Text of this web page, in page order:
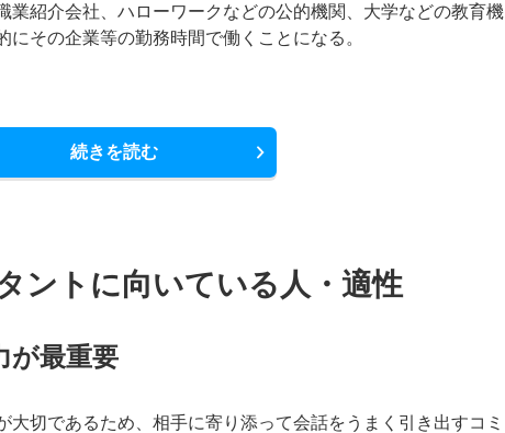
紹介会社、ハローワークなどの公的機関、大学などの教育機
その企業等の勤務時間で働くことになる。
続きを読む
ントに向いている人・適性
が最重要
切であるため、相手に寄り添って会話をうまく引き出すコミ